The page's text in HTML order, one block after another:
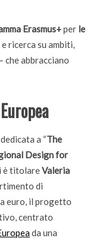
Erasmus+per le
ricerca su ambiti,
che abbracciano
a “The
Design for
è titolareValeria
di
euro, il progetto
centrato
da una